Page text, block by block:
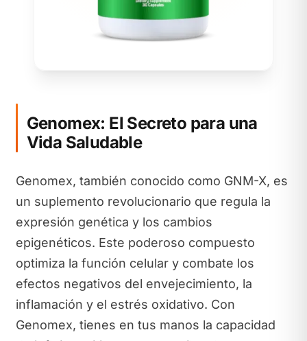
Genomex: El Secreto para una
Vida Saludable
Genomex, también conocido como GNM-X, es
un suplemento revolucionario que regula la
expresión genética y los cambios
epigenéticos. Este poderoso compuesto
optimiza la función celular y combate los
efectos negativos del envejecimiento, la
inflamación y el estrés oxidativo. Con
Genomex, tienes en tus manos la capacidad